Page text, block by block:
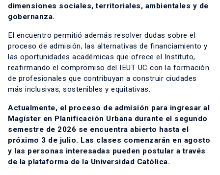
dimensiones sociales, territoriales, ambientales y de
gobernanza.
El encuentro permitió además resolver dudas sobre el
proceso de admisión, las alternativas de financiamiento y
las oportunidades académicas que ofrece el Instituto,
reafirmando el compromiso del IEUT UC con la formación
de profesionales que contribuyan a construir ciudades
más inclusivas, sostenibles y equitativas.
Actualmente, el proceso de admisión para ingresar al
Magíster en Planificación Urbana durante el segundo
semestre de 2026 se encuentra abierto hasta el
próximo 3 de julio. Las clases comenzarán en agosto
y las personas interesadas pueden postular a través
de la plataforma de la Universidad Católica.